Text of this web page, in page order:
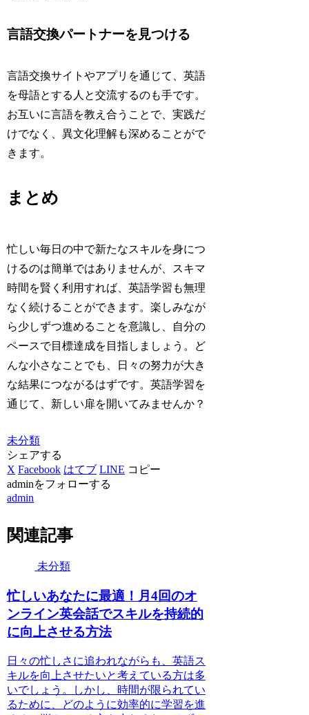
言語交換パートナーを見つける
言語交換サイトやアプリを通じて、英語
を母語とする人と交流するのも手です。
お互いに言語を教え合うことで、実践だ
けでなく、異文化理解も深めることがで
きます。
まとめ
忙しい毎日の中で新たなスキルを身につ
けるのは簡単ではありませんが、スキマ
時間を賢く利用すれば、英語学習も無理
なく続けることができます。楽しみなが
ら少しずつ進めることを意識し、自分の
ペースで目標達成を目指しましょう。ど
んな小さなことでも、日々の努力が大き
な結果につながるはずです。英語学習を
通じて、新しい扉を開いてみませんか？
未分類
シェアする
X Facebook はてブ LINE コピー
adminをフォローする
admin
関連記事
未分類
忙しいあなたに最適！月4回のオ
ンライン英会話でスキルを持続的
に向上させる方法
日々の忙しさに追われながらも、英語ス
キルを向上させたいと考えている方は多
いでしょう。しかし、時間が限られてい
るために、どのように効率的に学習を進